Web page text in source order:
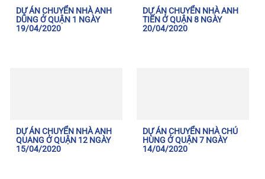
DỰ ÁN CHUYỂN NHÀ ANH
DŨNG Ở QUẬN 1 NGÀY
19/04/2020
DỰ ÁN CHUYỂN NHÀ ANH
TIẾN Ở QUẬN 8 NGÀY
20/04/2020
DỰ ÁN CHUYỂN NHÀ ANH
QUANG Ở QUẬN 12 NGÀY
15/04/2020
DỰ ÁN CHUYỂN NHÀ CHÚ
HÙNG Ở QUẬN 7 NGÀY
14/04/2020